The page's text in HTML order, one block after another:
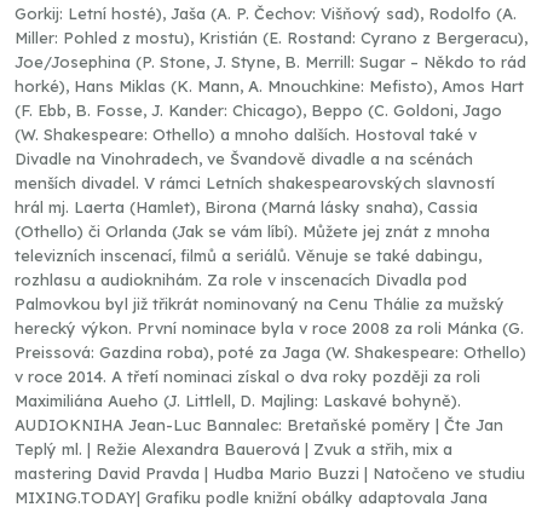
Gorkij: Letní hosté), Jaša (A. P. Čechov: Višňový sad), Rodolfo (A.
Miller: Pohled z mostu), Kristián (E. Rostand: Cyrano z Bergeracu),
Joe/Josephina (P. Stone, J. Styne, B. Merrill: Sugar – Někdo to rád
horké), Hans Miklas (K. Mann, A. Mnouchkine: Mefisto), Amos Hart
(F. Ebb, B. Fosse, J. Kander: Chicago), Beppo (C. Goldoni, Jago
(W. Shakespeare: Othello) a mnoho dalších. Hostoval také v
Divadle na Vinohradech, ve Švandově divadle a na scénách
menších divadel. V rámci Letních shakespearovských slavností
hrál mj. Laerta (Hamlet), Birona (Marná lásky snaha), Cassia
(Othello) či Orlanda (Jak se vám líbí). Můžete jej znát z mnoha
televizních inscenací, filmů a seriálů. Věnuje se také dabingu,
rozhlasu a audioknihám. Za role v inscenacích Divadla pod
Palmovkou byl již třikrát nominovaný na Cenu Thálie za mužský
herecký výkon. První nominace byla v roce 2008 za roli Mánka (G.
Preissová: Gazdina roba), poté za Jaga (W. Shakespeare: Othello)
v roce 2014. A třetí nominaci získal o dva roky později za roli
Maximiliána Aueho (J. Littlell, D. Majling: Laskavé bohyně).
AUDIOKNIHA Jean-Luc Bannalec: Bretaňské poměry | Čte Jan
Teplý ml. | Režie Alexandra Bauerová | Zvuk a střih, mix a
mastering David Pravda | Hudba Mario Buzzi | Natočeno ve studiu
MIXING.TODAY| Grafiku podle knižní obálky adaptovala Jana